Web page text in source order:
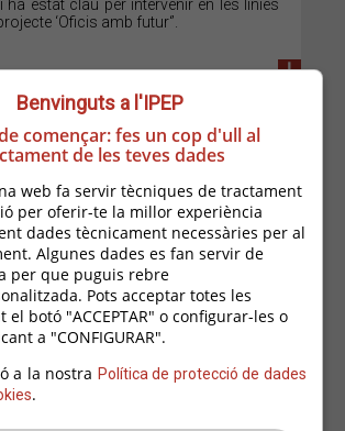
ha estat clau per intervenir en les línies
‘Oficis amb futur‘’.
+
del projecte Treball als Barris
s’executa a Palafrugell des del 2011.
Benvinguts a l'IPEP
començar: fes un cop d'ull al
de les teves dades
web fa servir tècniques de tractament
per oferir-te la millor experiència
dades tècnicament necessàries per al
Algunes dades es fan servir de
per que puguis rebre
Pots acceptar totes les
el botó "ACCEPTAR" o configurar-les o
a "CONFIGURAR".
a la nostra Política de protecció de dades
.